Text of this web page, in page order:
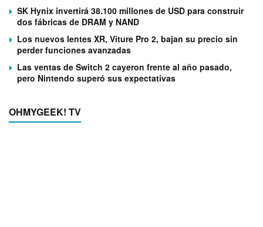
SK Hynix invertirá 38.100 millones de USD para construir
dos fábricas de DRAM y NAND
Los nuevos lentes XR, Viture Pro 2, bajan su precio sin
perder funciones avanzadas
Las ventas de Switch 2 cayeron frente al año pasado,
pero Nintendo superó sus expectativas
OHMYGEEK! TV